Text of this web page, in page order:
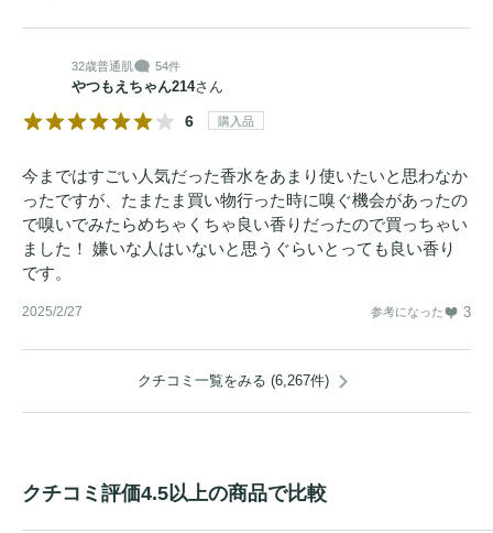
32歳普通肌 54件
やつもえちゃん214さん
6 購入品
今まではすごい人気だった香水をあまり使いたいと思わなか
ったですが、たまたま買い物行った時に嗅ぐ機会があったの
で嗅いでみたらめちゃくちゃ良い香りだったので買っちゃい
ました！ 嫌いな人はいないと思うぐらいとっても良い香り
です。
2025/2/27 参考になった 3
クチコミ一覧をみる (6,267件)
クチコミ評価4.5以上の商品で比較